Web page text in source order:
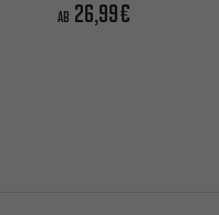
AB 26,99€